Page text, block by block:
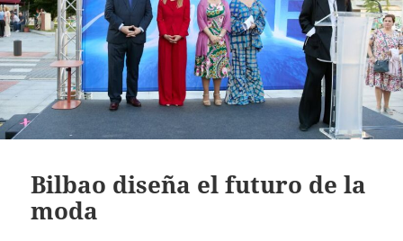
Bilbao diseña el futuro de la
moda